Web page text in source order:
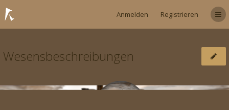
Anmelden Registrieren
Wesensbeschreibungen